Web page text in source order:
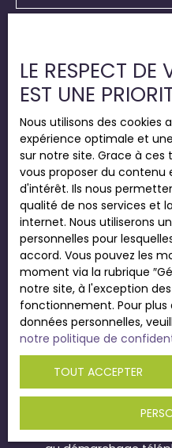
Votre commune
-
Vous souhaitez
Votre message
J'accepte le
souhaitez pas faire
commerciale par
vous inscrire
LE RESPECT DE
EST UNE
Nous utilisons des cookies
expérience optimale et
sur notre site. Grace à ces
vous proposer du contenu
d'intérêt. Ils nous
qualité de nos services et
internet. Nous utiliserons
personnelles pour
accord. Vous pouvez les
moment via la rubrique
notre site, à l'exception
fonctionnement. Pour
données personnelles,
notre politique de
TOUT ACCEPTER